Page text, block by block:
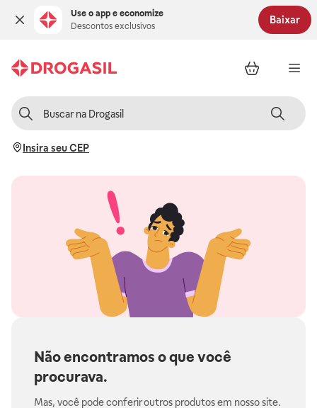
Use o app e economize
Descontos exclusivos
Baixar
Insira seu CEP
Não encontramos o que você
procurava.
Mas, você pode conferir outros produtos em nosso site.